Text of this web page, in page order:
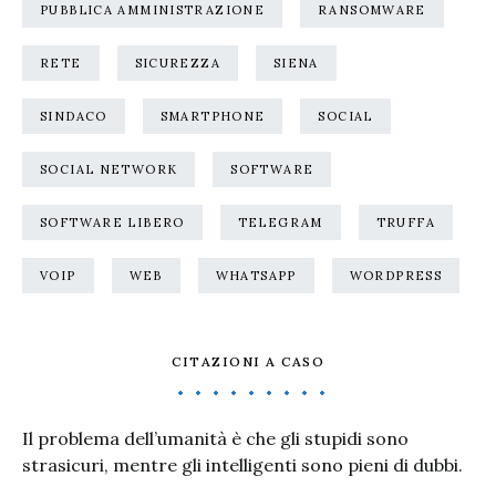
PUBBLICA AMMINISTRAZIONE RANSOMWARE
RETE SICUREZZA SIENA
SINDACO SMARTPHONE SOCIAL
SOCIAL NETWORK SOFTWARE
SOFTWARE LIBERO TELEGRAM TRUFFA
VOIP WEB WHATSAPP WORDPRESS
CITAZIONI A CASO
Il problema dell’umanità è che gli stupidi sono
strasicuri, mentre gli intelligenti sono pieni di dubbi.